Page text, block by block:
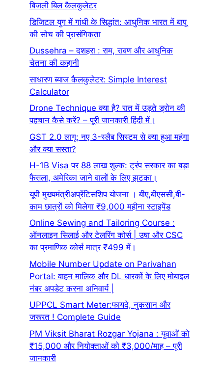
बिजली बिल कैलकुलेटर
डिजिटल युग में गांधी के सिद्धांत: आधुनिक भारत में बापू
की सोच की प्रासंगिकता
Dussehra – दशहरा : राम, रावण और आधुनिक
चेतना की कहानी
साधारण ब्याज कैलकुलेटर: Simple Interest
Calculator
Drone Technique क्या है? रात में उड़ते ड्रोन की
पहचान कैसे करें? – पूरी जानकारी हिंदी में।
GST 2.0 लागू: नए 3-स्लैब सिस्टम से क्या हुआ महंगा
और क्या सस्ता?
H-1B Visa पर 88 लाख शुल्क: ट्रंप सरकार का बड़ा
फैसला, अमेरिका जाने वालों के लिए झटका।
यूपी मुख्यमंत्रीअप्रेंटिसशिप योजना । बीए,बीएससी,बी-
काम छात्रों को मिलेगा ₹9,000 महीना स्टाइपेंड
Online Sewing and Tailoring Course :
ऑनलाइन सिलाई और टेलरिंग कोर्स | उषा और CSC
का प्रमाणिक कोर्स मात्र ₹499 में।
Mobile Number Update on Parivahan
Portal: वाहन मालिक और DL धारकों के लिए मोबाइल
नंबर अपडेट करना अनिवार्य |
UPPCL Smart Meter:फायदे, नुकसान और
जरूरत ! Complete Guide
PM Viksit Bharat Rozgar Yojana : युवाओं को
₹15,000 और नियोक्ताओं को ₹3,000/माह – पूरी
जानकारी